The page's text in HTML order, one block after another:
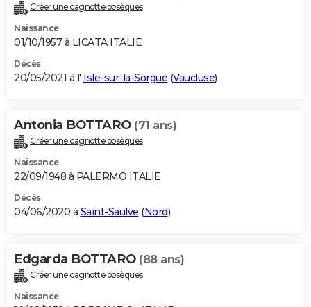
Créer une cagnotte obsèques
Naissance
01/10/1957 à LICATA ITALIE
Décès
20/05/2021 à l' Isle-sur-la-Sorgue (Vaucluse)
Antonia BOTTARO (71 ans)
Créer une cagnotte obsèques
Naissance
22/09/1948 à PALERMO ITALIE
Décès
04/06/2020 à Saint-Saulve (Nord)
Edgarda BOTTARO (88 ans)
Créer une cagnotte obsèques
Naissance